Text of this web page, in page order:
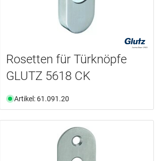
Rosetten für Türknöpfe
GLUTZ 5618 CK
Artikel: 61.091.20